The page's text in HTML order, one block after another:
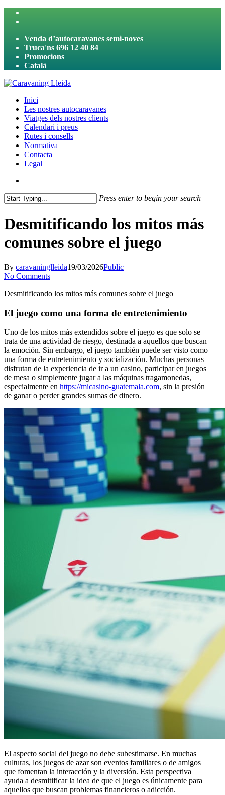
Skip
contentVenda d’autocaravanes semi-noves
Truca'ns 696 12 40 84
Promocions
Català
search
Menu
Inici
Les nostres autocaravanes
Viatges dels nostres clients
Calendari i preus
Rutes i consells
Normativa
Contacta
Legal
Press enter to begin your search
Search
Desmitificando los mitos más
comunes sobre el juego
By caravaninglleida19/03/2026Public
No Comments
Desmitificando los mitos más comunes sobre el juego
El juego como una forma de entretenimiento
Uno de los mitos más extendidos sobre el juego es que solo se
trata de una actividad de riesgo, destinada a aquellos que buscan
la emoción. Sin embargo, el juego también puede ser visto como
una forma de entretenimiento y socialización. Muchas personas
disfrutan de la experiencia de ir a un casino, participar en juegos
de mesa o simplemente jugar a las máquinas tragamonedas,
especialmente en https://micasino-guatemala.com, sin la presión
de ganar o perder grandes sumas de dinero.
El aspecto social del juego no debe subestimarse. En muchas
culturas, los juegos de azar son eventos familiares o de amigos
que fomentan la interacción y la diversión. Esta perspectiva
ayuda a desmitificar la idea de que el juego es únicamente para
aquellos que buscan problemas financieros o adicción.